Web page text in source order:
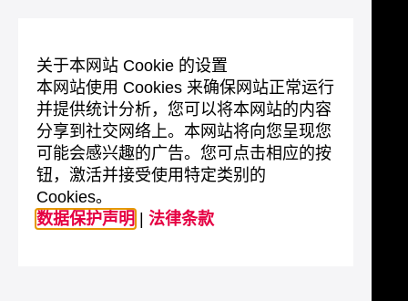
关于本网站 Cookie 的设置
本网站使用 Cookies 来确保网站正常运行
并提供统计分析，您可以将本网站的内容
分享到社交网络上。本网站将向您呈现您
可能会感兴趣的广告。您可点击相应的按
钮，激活并接受使用特定类别的
Cookies。
数据保护声明
法律条款